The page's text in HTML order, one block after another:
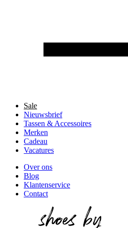
Sale
Nieuwsbrief
Tassen & Accessoires
Merken
Cadeau
Vacatures
Over ons
Blog
Klantenservice
Contact